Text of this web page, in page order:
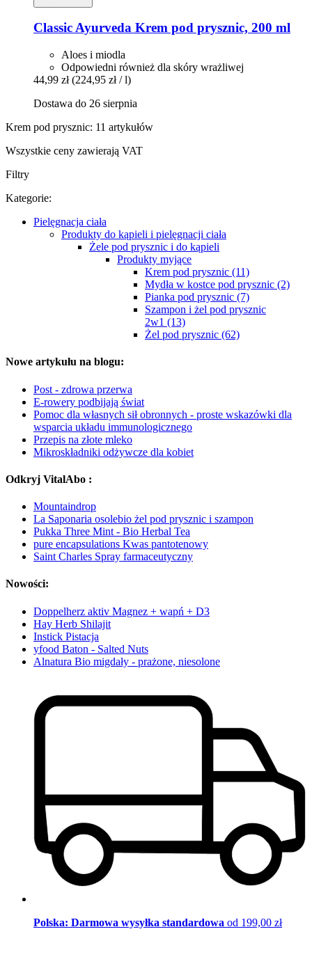
Classic Ayurveda Krem pod prysznic, 200 ml
Aloes i miodla
Odpowiedni również dla skóry wrażliwej
44,99 zł (224,95 zł / l)
Dostawa do 26 sierpnia
Krem pod prysznic: 11 artykułów
Wszystkie ceny zawierają VAT
Filtry
Kategorie:
Pielęgnacja ciała
Produkty do kąpieli i pielęgnacji ciała
Żele pod prysznic i do kąpieli
Produkty myjące
Krem pod prysznic (11)
Mydła w kostce pod prysznic (2)
Pianka pod prysznic (7)
Szampon i żel pod prysznic
2w1 (13)
Żel pod prysznic (62)
Nowe artykułu na blogu:
Post - zdrowa przerwa
E-rowery podbijają świat
Pomoc dla własnych sił obronnych - proste wskazówki dla
wsparcia układu immunologicznego
Przepis na złote mleko
Mikroskładniki odżywcze dla kobiet
Odkryj VitalAbo :
Mountaindrop
La Saponaria osolebio żel pod prysznic i szampon
Pukka Three Mint - Bio Herbal Tea
pure encapsulations Kwas pantotenowy
Saint Charles Spray farmaceutyczny
Nowości:
Doppelherz aktiv Magnez + wapń + D3
Hay Herb Shilajit
Instick Pistacja
yfood Baton - Salted Nuts
Alnatura Bio migdały - prażone, niesolone
Polska: Darmowa wysyłka standardowa od 199,00 zł